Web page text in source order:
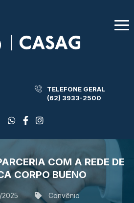
TELEFONE GERAL
(62) 3933-2500
COM A REDE DE
CORPO BUENO
2025 Convênio